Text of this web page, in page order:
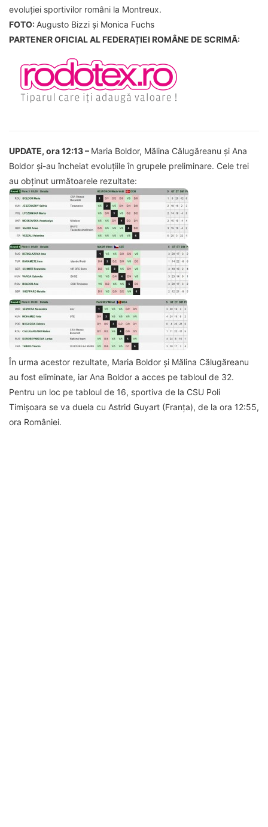
evoluției sportivilor români la Montreux.
FOTO: Augusto Bizzi și Monica Fuchs
PARTENER OFICIAL AL FEDERAȚIEI ROMÂNE DE SCRIMĂ:
UPDATE, ora 12:13 – Maria Boldor, Mălina Călugăreanu și Ana
Boldor și-au încheiat evoluțiile în grupele preliminare. Cele trei
au obținut următoarele rezultate:
În urma acestor rezultate, Maria Boldor și Mălina Călugăreanu
au fost eliminate, iar Ana Boldor a acces pe tabloul de 32.
Pentru un loc pe tabloul de 16, sportiva de la CSU Poli
Timișoara se va duela cu Astrid Guyart (Franța), de la ora 12:55,
ora României.